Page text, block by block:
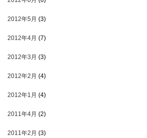
2012年5月 (3)
2012年4月 (7)
2012年3月 (3)
2012年2月 (4)
2012年1月 (4)
2011年4月 (2)
2011年2月 (3)